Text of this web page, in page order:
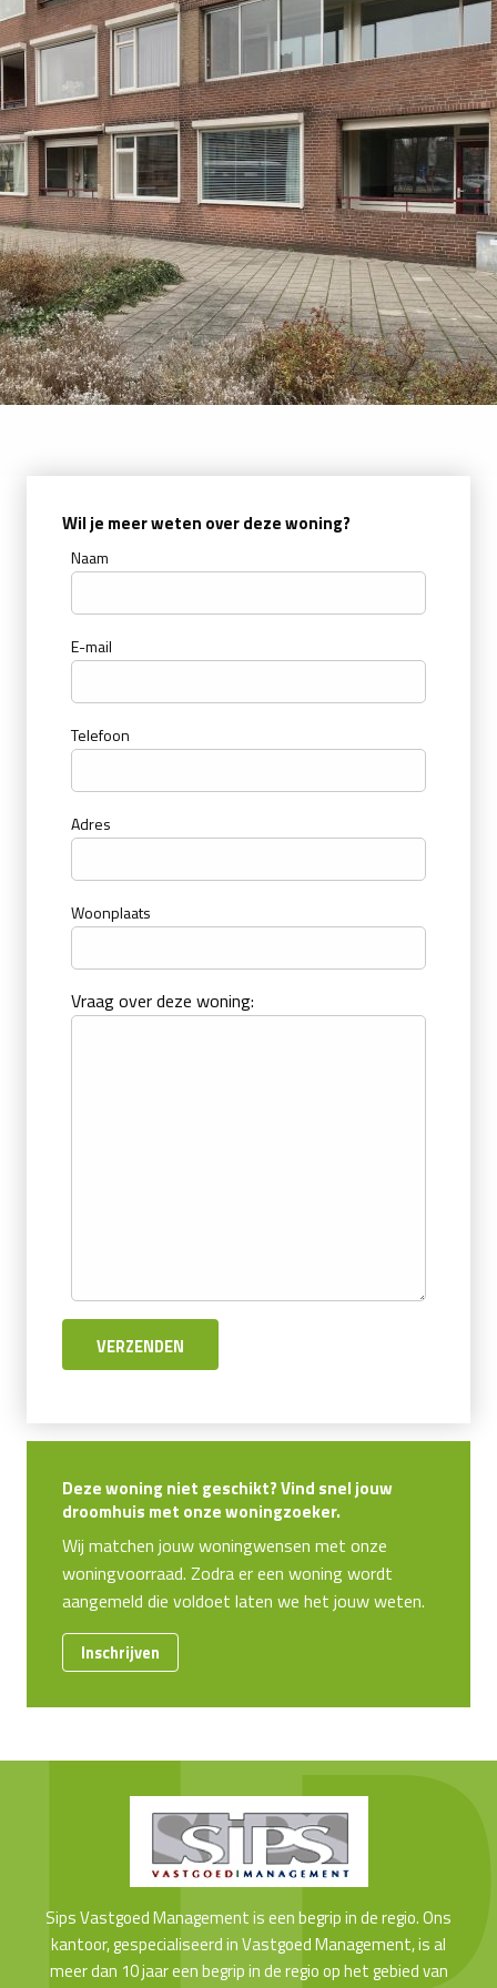
Wil je meer weten over deze woning?
Naam
E-mail
Telefoon
Adres
Woonplaats
Vraag over deze woning:
Deze woning niet geschikt? Vind snel jouw
droomhuis met onze woningzoeker.
Wij matchen jouw woningwensen met onze
woningvoorraad. Zodra er een woning wordt
aangemeld die voldoet laten we het jouw weten.
Inschrijven
Sips Vastgoed Management is een begrip in de regio. Ons
kantoor, gespecialiseerd in Vastgoed Management, is al
meer dan 10 jaar een begrip in de regio op het gebied van